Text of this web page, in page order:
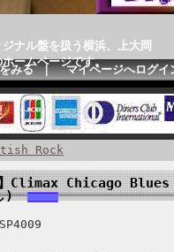
ナル盤を扱う横浜、上大岡
ームページです。
みる｜ マイページへログイ
Rock
Climax Chicago
)